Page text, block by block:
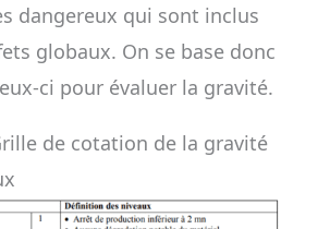
dangereux qui sont inclus
globaux. On se base donc
ci pour évaluer la gravité.
de cotation de la gravité